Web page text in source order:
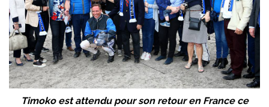
Timoko est attendu pour son retour en France ce